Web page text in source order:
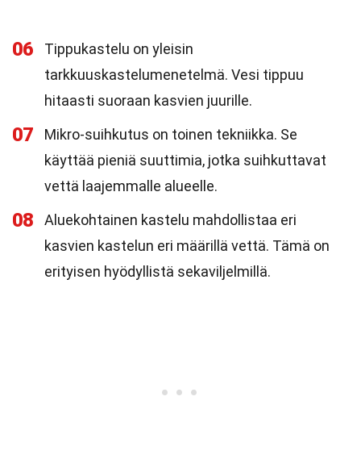
06
Tippukastelu on yleisin
tarkkuuskastelumenetelmä. Vesi tippuu
hitaasti suoraan kasvien juurille.
07
Mikro-suihkutus on toinen tekniikka. Se
käyttää pieniä suuttimia, jotka suihkuttavat
vettä laajemmalle alueelle.
08
Aluekohtainen kastelu mahdollistaa eri
kasvien kastelun eri määrillä vettä. Tämä on
erityisen hyödyllistä sekaviljelmillä.